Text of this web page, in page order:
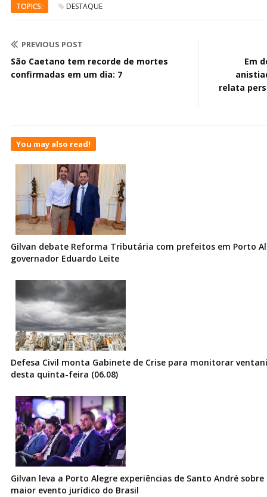
TOPICS: DESTAQUE
PREVIOUS POST
São Caetano tem recorde de mortes
confirmadas em um dia: 7
Em
relata
You may also read!
Gilvan debate Reforma Tributária com prefeitos em Porto
governador Eduardo Leite
Defesa Civil monta Gabinete de Crise para monitorar
desta quinta-feira (06.08)
Gilvan leva a Porto Alegre experiências de Santo André
maior evento jurídico do Brasil